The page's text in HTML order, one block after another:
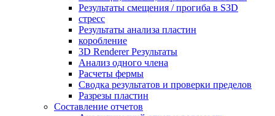
Результаты смещения / прогиба в S3D
стресс
Результаты анализа пластин
коробление
3D Renderer Результаты
Анализ одного члена
Расчеты фермы
Сводка результатов и проверки пределов
Разрезы пластин
Составление отчетов